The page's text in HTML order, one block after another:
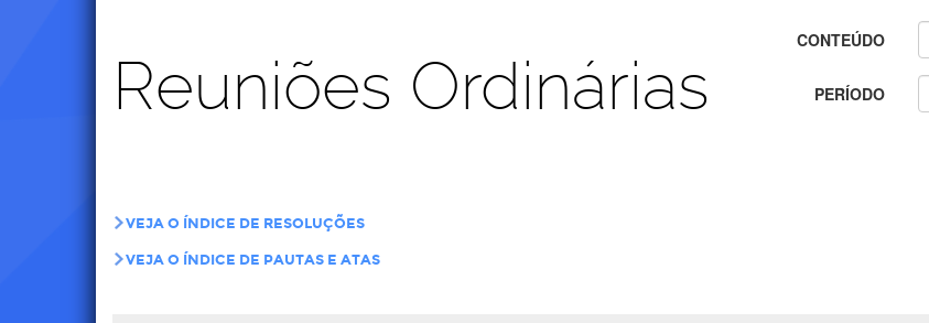
Reuniões Ordinárias
VEJA O ÍNDICE DE RESOLUÇÕES
VEJA O ÍNDICE DE PAUTAS E ATAS
CONTEÚDO
PERÍODO